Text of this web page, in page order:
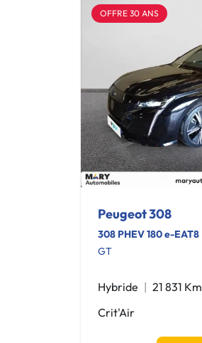
OFFRE 30 ANS
Peugeot 308
308 PHEV 180 e-EAT8
GT
Hybride 21 831 Km
Crit'Air